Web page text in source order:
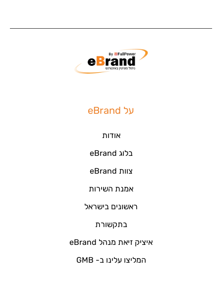
על eBrand
אודות
בלוג eBrand
צוות eBrand
אמנת השירות
ראשונים בישראל
בתקשורת
איציק זיאת מנהל eBrand
המליצו עלינו ב- GMB